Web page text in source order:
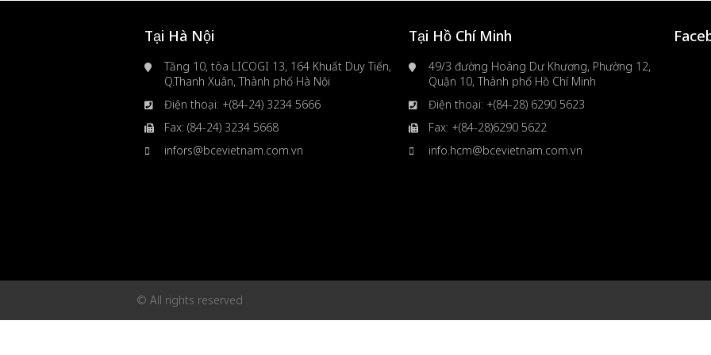
Tại Hà Nội
Tầng 10, tòa LICOGI 13, 164 Khuất Duy Tiến,
Q.Thanh Xuân, Thành phố Hà Nội
Điện thoại: +(84-24) 3234 5666
Fax: (84-24) 3234 5668
infors@bcevietnam.com.vn
Tại Hồ Chí Minh
49/3 đường Hoàng Dư Khương, Phường 12,
Quận 10, Thành phố Hồ Chí Minh
Điện thoại: +(84-28) 6290 5623
Fax: +(84-28)6290 5622
info.hcm@bcevietnam.com.vn
© All rights reserved